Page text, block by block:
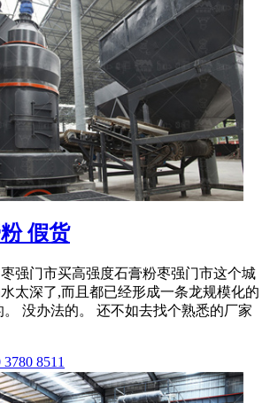
假货
枣强门市买高强度石膏粉枣强门市这个城
太深了,而且都已经形成一条龙规模化的
。 没办法的。 还不如去找个熟悉的厂家
8511